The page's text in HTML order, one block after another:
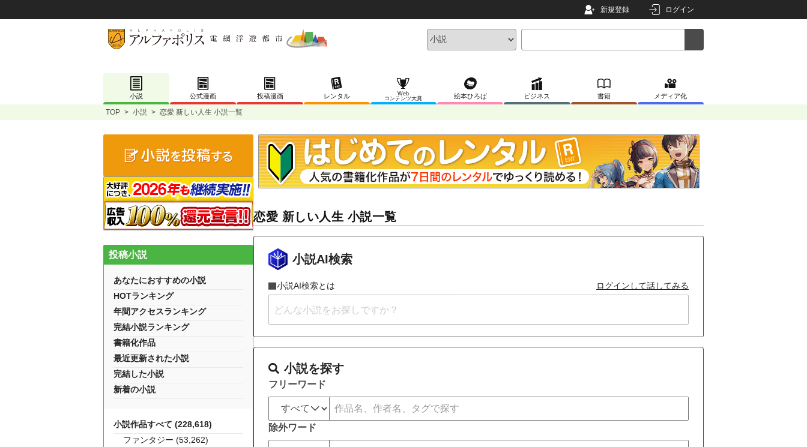
新規登録 ログイン
小説 公式漫画 投稿漫画 レンタル
Web
コンテンツ大賞
絵本ひろば ビジネス 書籍 メディア化
TOP > 小説 > 恋愛 新しい人生 小説一覧
恋愛 新しい人生 小説一覧
小説AI検索
小説AI検索とは ログインして話してみる
小説を探す
フリーワード
除外ワード
投稿小説
あなたにおすすめの小説
HOTランキング
年間アクセスランキング
完結小説ランキング
書籍化作品
最近更新された小説
完結した小説
新着の小説
小説作品すべて (228,618)
ファンタジー (53,262)